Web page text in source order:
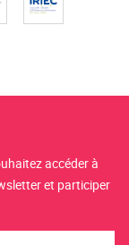
accéder à
et participer